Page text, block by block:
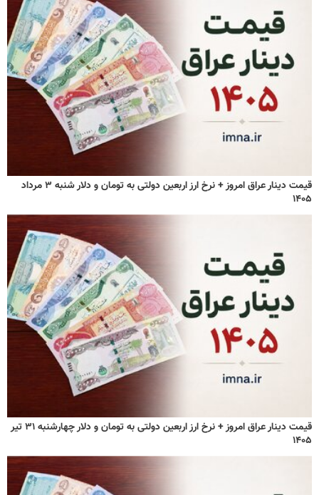
قیمت دینار عراق امروز + نرخ ارز اربعین دولتی به تومان و دلار شنبه ۳ مرداد
۱۴۰۵
قیمت دینار عراق امروز + نرخ ارز اربعین دولتی به تومان و دلار چهارشنبه ۳۱ تیر
۱۴۰۵